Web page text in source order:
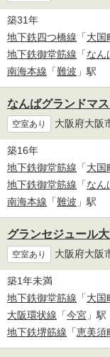
築31年
地下鉄四つ橋線 「大国
地下鉄御堂筋線 「なん
南海本線 「難波 」駅
なんばグランドマ
空室あり 大阪府大阪
築16年
地下鉄御堂筋線 「大国
地下鉄御堂筋線 「なん
南海本線 「難波 」駅
グランセジュール
空室あり 大阪府大阪
築1年未満
地下鉄御堂筋線 「大国
大阪環状線 「今宮 」駅
地下鉄堺筋線 「恵美須